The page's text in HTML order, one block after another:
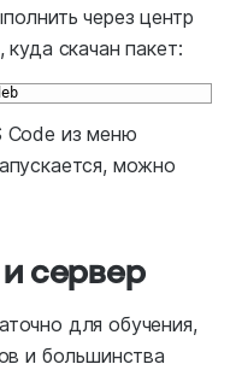
через центр
скачан пакет:
Code из меню
можно
сервер
для обучения,
и большинства